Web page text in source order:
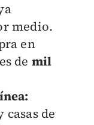
medio.
en
de mil
casas de